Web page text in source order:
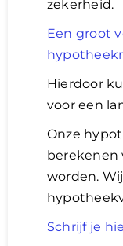
zekerheid.
Een groot
Hierdoor
voor een
Onze
berekenen
worden.
Schrijf je